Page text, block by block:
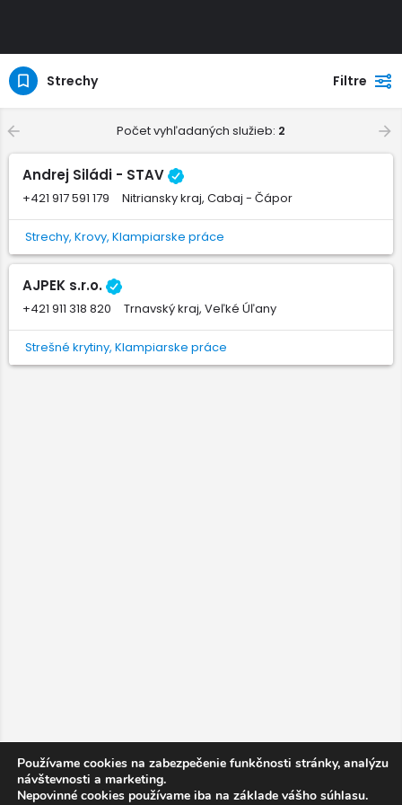
Strechy Filtre
Počet vyhľadaných služieb: 2
Andrej Siládi - STAV
+421 917 591 179 Nitriansky kraj, Cabaj - Čápor
Strechy, Krovy, Klampiarske práce
AJPEK s.r.o.
+421 911 318 820 Trnavský kraj, Veľké Úľany
Strešné krytiny, Klampiarske práce
Používame cookies na zabezpečenie funkčnosti stránky, analýzu
návštevnosti a marketing.
Nepovinné cookies používame iba na základe vášho súhlasu.